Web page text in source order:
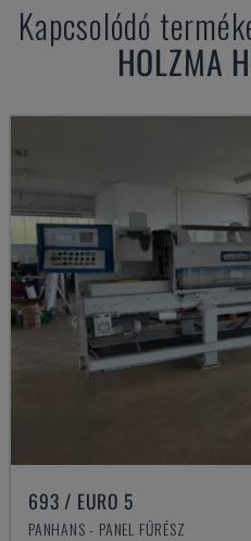
Kapcsolódó
HOLZMA
693 / EURO 5
PANHANS - PANEL FŰRÉSZ